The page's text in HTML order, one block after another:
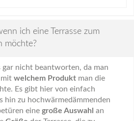
ich eine Terrasse zum
möchte?
gar nicht beantworten, da man
mit welchem Produkt man die
Es gibt hier von einfach
hin zu hochwärmedämmenden
eine große Auswahl an